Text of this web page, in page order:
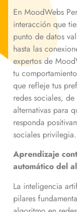
En MoodWebs
interacción que
punto de datos
hasta las
expertos de
tu
que refleje tus
redes sociales,
alternativas para
responda
sociales privilegia.
Aprendizaje
automático del
La inteligencia
pilares